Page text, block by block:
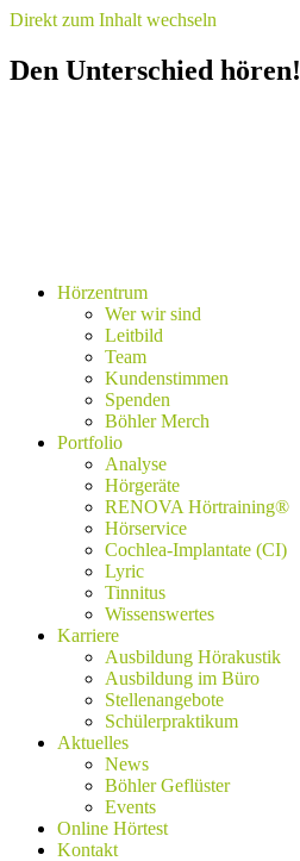
Direkt zum Inhalt wechseln
Den Unterschied hören!
Hörzentrum
Wer wir sind
Leitbild
Team
Kundenstimmen
Spenden
Böhler Merch
Portfolio
Analyse
Hörgeräte
RENOVA Hörtraining®
Hörservice
Cochlea-Implantate (CI)
Lyric
Tinnitus
Wissenswertes
Karriere
Ausbildung Hörakustik
Ausbildung im Büro
Stellenangebote
Schülerpraktikum
Aktuelles
News
Böhler Geflüster
Events
Online Hörtest
Kontakt